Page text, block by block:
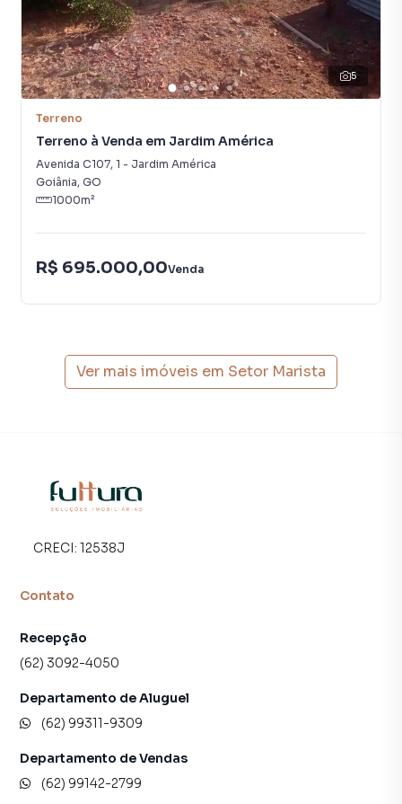
5
Terreno
Terreno à Venda em Jardim América
Avenida C107, 1 - Jardim América
Goiânia, GO
1000m²
R$ 695.000,00Venda
Ver mais imóveis em Setor Marista
CRECI: 12538J
Contato
Recepção
(62) 3092-4050
Departamento de Aluguel
(62) 99311-9309
Departamento de Vendas
(62) 99142-2799